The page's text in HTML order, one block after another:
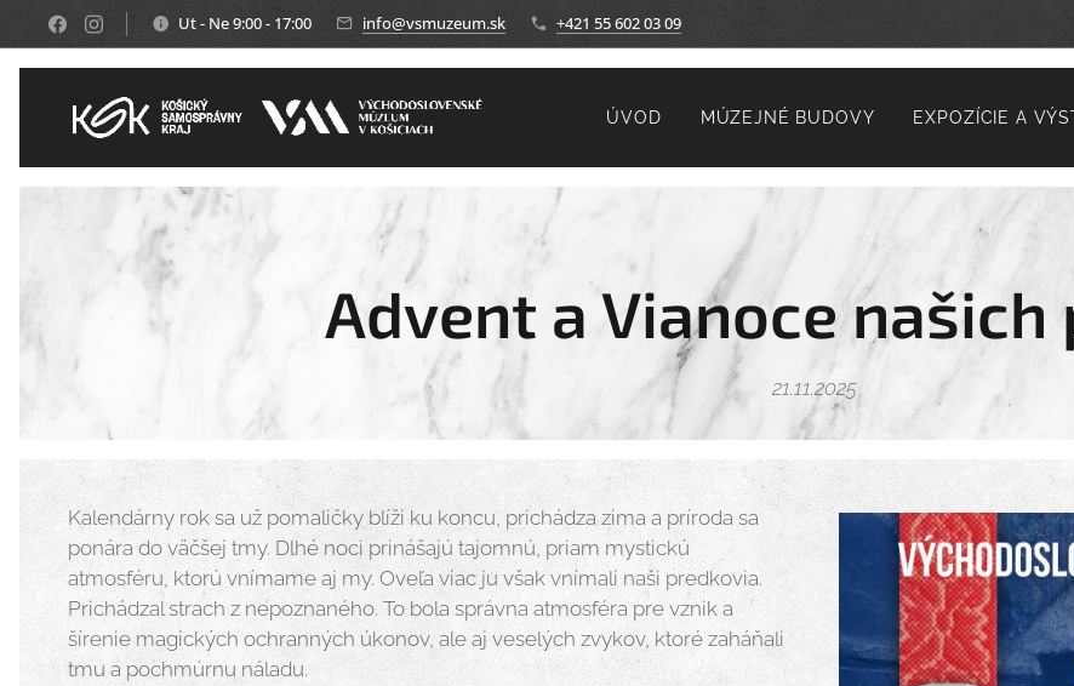
Ut - Ne 9:00 - 17:00 info@vsmuzeum.sk +421 55 602 03 09
ÚVOD MÚZEJNÉ BUDOVY EXPOZÍCIE A
Advent a Vianoce našich
21.11.2025
Kalendárny rok sa už pomaličky blíži ku koncu, prichádza zima a príroda sa
ponára do väčšej tmy. Dlhé noci prinášajú tajomnú, priam mystickú
atmosféru, ktorú vnímame aj my. Oveľa viac ju však vnímali naši predkovia.
Prichádzal strach z nepoznaného. To bola správna atmosféra pre vznik a
šírenie magických ochranných úkonov, ale aj veselých zvykov, ktoré zaháňali
tmu a pochmúrnu náladu.